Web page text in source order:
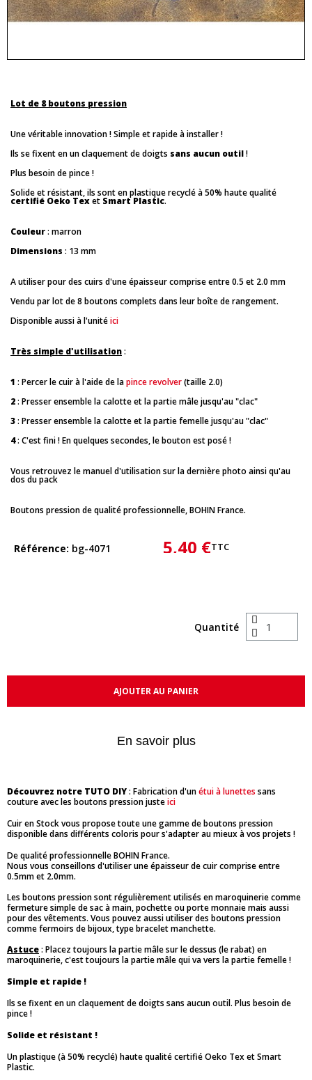
Lot de 8 boutons pression
Une véritable innovation ! Simple et rapide à installer !
Ils se fixent en un claquement de doigts sans aucun outil!
Plus besoin de pince !
Solide et résistant, ils sont en plastique recyclé à 50% haute qualité
certifié Oeko Texet Smart Plastic.
Couleur: marron
Dimensions : 13 mm
A utiliser pour des cuirs d'une épaisseur comprise entre 0.5 et 2.0 mm
Vendu par lot de 8 boutons complets dans leur boîte de rangement.
Disponible aussi à l'unitéici
Très simple d'utilisation:
1 : Percer le cuir à l'aide de lapince revolver(taille 2.0)
2: Presser ensemble la calotte et la partie mâle jusqu'au "clac"
3: Presser ensemble la calotte et la partie femelle jusqu'au "clac"
4: C'est fini ! En quelques secondes, le bouton est posé !
Vous retrouvez le manuel d'utilisation sur la dernière photo ainsi qu'au
dos du pack
Boutons pression de qualité professionnelle, BOHIN France.
Référence bg-4071 5,40 €TTC
Quantité
AJOUTER AU PANIER
En savoir plus
Découvrez notre TUTO DIY: Fabrication d'unétui à lunettes sans
couture avec les boutons pression justeici
Cuir en Stock vous propose toute une gamme de boutons pression
disponible dans différents coloris pour s'adapter au mieux à vos projets !
De qualité professionnelle BOHIN France.
Nous vous conseillons d'utiliser une épaisseur de cuir comprise entre
0.5mm et 2.0mm.
Les boutons pression sont régulièrement utilisés en maroquinerie comme
fermeture simple de sac à main, pochette ou porte monnaie mais aussi
pour des vêtements. Vous pouvez aussi utiliser des boutons pression
comme fermoirs de bijoux, type bracelet manchette.
Astuce: Placez toujours la partie mâle sur le dessus (le rabat) en
maroquinerie, c'est toujours la partie mâle qui va vers la partie femelle !
Simple et rapide !
Ils se fixent en un claquement de doigts sans aucun outil. Plus besoin de
pince !
Solide et résistant !
Un plastique (à 50% recyclé) haute qualité certifié Oeko Tex et Smart
Plastic.